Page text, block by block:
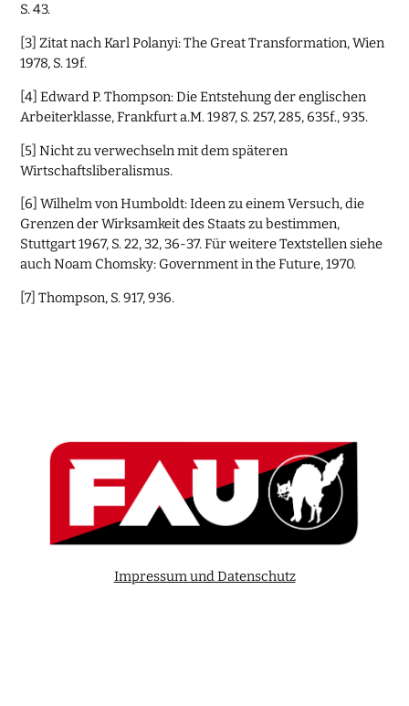
S. 43.
[3] Zitat nach Karl Polanyi: The Great Transformation, Wien
1978, S. 19f.
[4] Edward P. Thompson: Die Entstehung der englischen
Arbeiterklasse, Frankfurt a.M. 1987, S. 257, 285, 635f., 935.
[5] Nicht zu verwechseln mit dem späteren
Wirtschaftsliberalismus.
[6] Wilhelm von Humboldt: Ideen zu einem Versuch, die
Grenzen der Wirksamkeit des Staats zu bestimmen,
Stuttgart 1967, S. 22, 32, 36-37. Für weitere Textstellen siehe
auch Noam Chomsky: Government in the Future, 1970.
[7] Thompson, S. 917, 936.
Impressum und Datenschutz